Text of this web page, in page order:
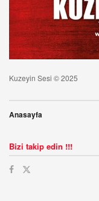
Kuzeyin Sesi © 2025
Anasayfa
Bizi takip edin !!!